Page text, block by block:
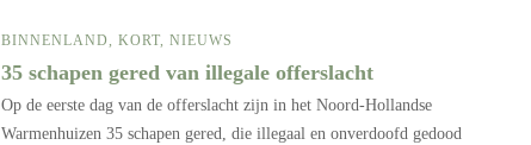
BINNENLAND, KORT, NIEUWS
35 schapen gered van illegale offerslacht
Op de eerste dag van de offerslacht zijn in het Noord-Hollandse
Warmenhuizen 35 schapen gered, die illegaal en onverdoofd gedood